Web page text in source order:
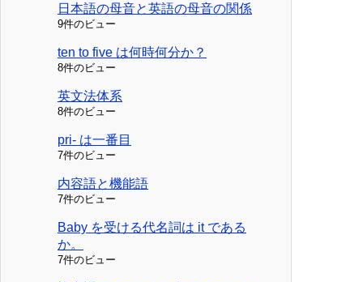
日本語の母音と英語の母音の関係
9件のビュー
ten to five は何時何分か？
8件のビュー
英文法体系
8件のビュー
pri- は一番目
7件のビュー
内容語と機能語
7件のビュー
Baby を受ける代名詞は it である
か。
7件のビュー